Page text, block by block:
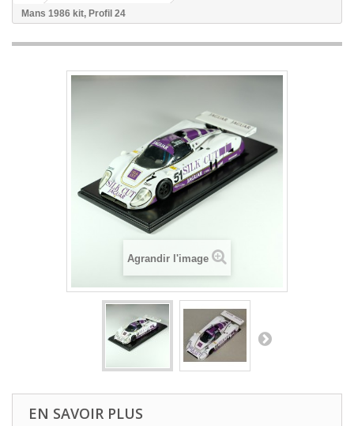
Mans 1986 kit, Profil 24
Agrandir l'image
EN SAVOIR PLUS